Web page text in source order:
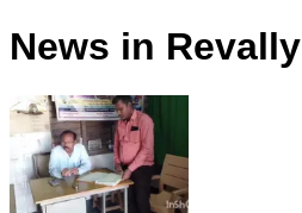
News in Revally